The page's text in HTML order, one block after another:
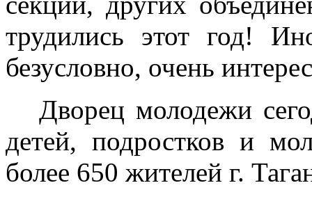
трудились этот год!
безусловно, очень
Дворец молодежи
детей, подростков и
более 650 жителей г.